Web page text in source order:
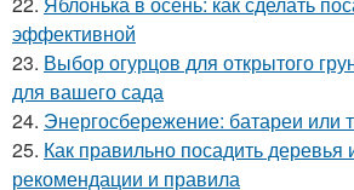
эффективной
23. Выбор огурцов для открытого
для вашего сада
24. Энергосбережение: батареи или
25. Как правильно посадить деревья
рекомендации и правила